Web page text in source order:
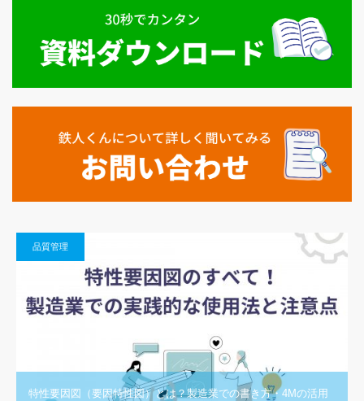
品質管理
特性要因図（要因特性図）とは？製造業での書き方・4Mの活用